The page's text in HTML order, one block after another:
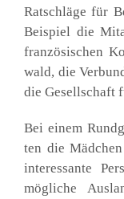
Rat­schlä­ge für
Bei­spiel die
fran­zö­si­schen
wald, die
die Gesell­schaft
Bei einem
ten die
inter­es­san­te
mög­li­che